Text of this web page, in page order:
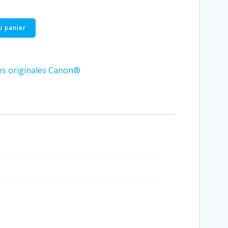
panier
originales Canon®